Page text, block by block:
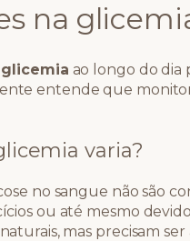
na
glicemia ao longo do dia
entende que
varia?
no sangue não são
ou até mesmo
mas precisam